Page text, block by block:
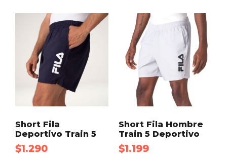
Short Fila
Deportivo Train 5
$1.290
Short Fila Hombre
Train 5 Deportivo
$1.199